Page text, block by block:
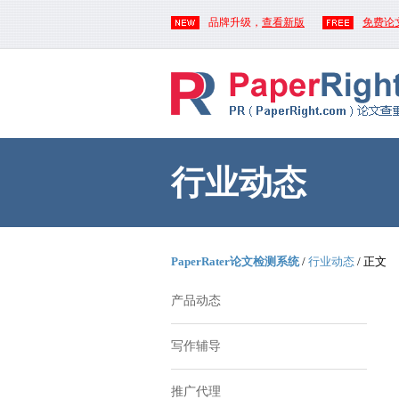
品牌升级， 查看新版 免费论
行业动态
PaperRater论文检测系统/ 行业动态 / 正文
产品动态
写作辅导
推广代理